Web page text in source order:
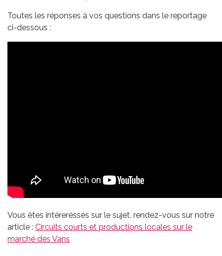
Toutes les réponses à vos questions dans le reportage
ci-dessous :
Vous êtes intéreréssés sur le sujet, rendez-vous sur notre
article : Circuits courts et productions locales sur le
marché des Vans